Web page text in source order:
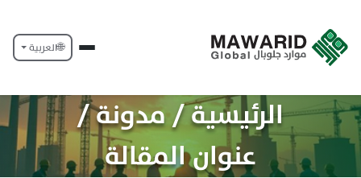
🌐العربية
الرئيسية / مدونة /
عنوان المقالة